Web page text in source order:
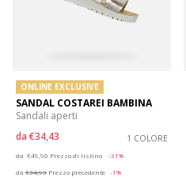
ONLINE EXCLUSIVE
SANDAL COSTAREI BAMBINA
Sandali aperti
da €34,43 1 COLORE
da €49,90 Prezzo di listino
-31%
da €34,93 Prezzo precedente -1%